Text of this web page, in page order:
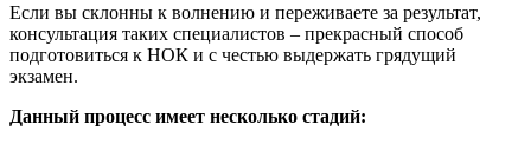
Если вы склонны к волнению и переживаете за результат,
консультация таких специалистов – прекрасный способ
подготовиться к НОК и с честью выдержать грядущий
экзамен.
Данный процесс имеет несколько стадий: